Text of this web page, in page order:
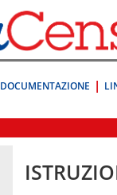
DOCUMENTAZIONE